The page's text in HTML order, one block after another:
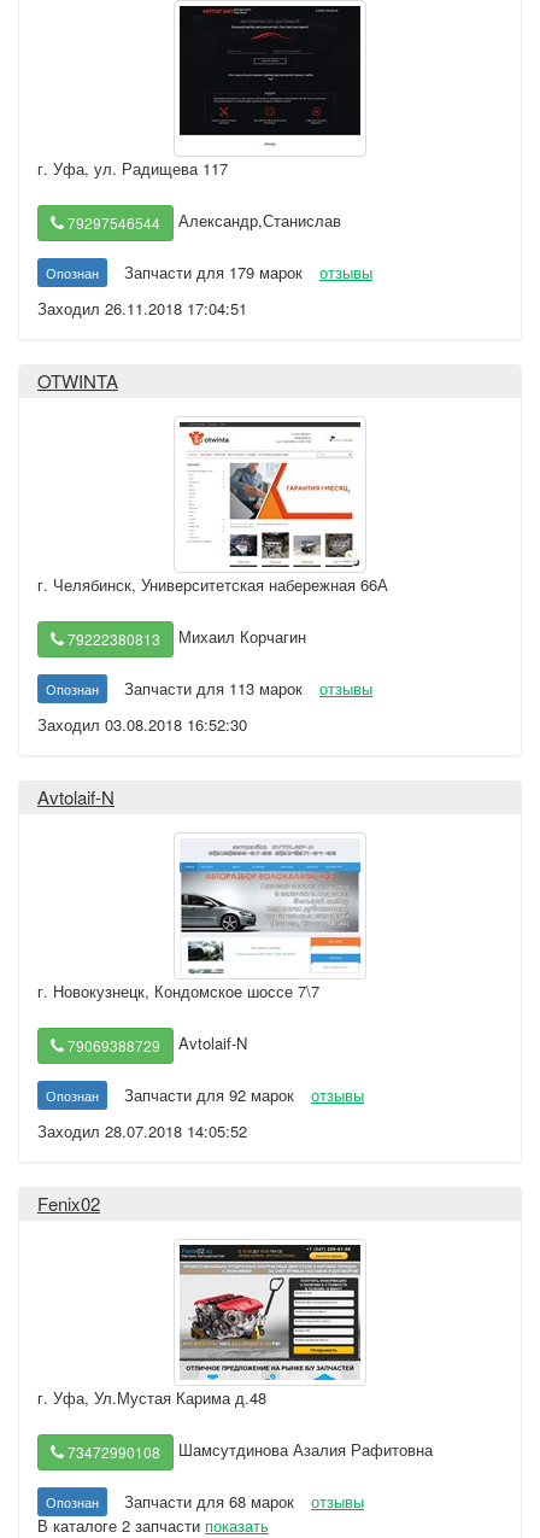
г. Уфа, ул. Радищева 117
79297546544 Александр,Станислав
Опознан Запчасти для 179 марок
отзывы
Заходил 26.11.2018 17:04:51
OTWINTA
г. Челябинск, Университетская набережная 66А
79222380813 Михаил Корчагин
Опознан Запчасти для 113 марок
отзывы
Заходил 03.08.2018 16:52:30
Avtolaif-N
г. Новокузнецк, Кондомское шоссе 7\7
79069388729 Avtolaif-N
Опознан Запчасти для 92 марок
отзывы
Заходил 28.07.2018 14:05:52
Fenix02
г. Уфа, Ул.Мустая Карима д.48
73472990108 Шамсутдинова Азалия Рафитовна
Опознан Запчасти для 68 марок
отзывы
В каталоге 2 запчасти показать